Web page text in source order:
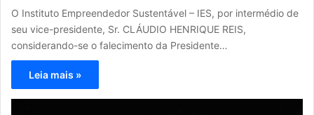
O Instituto Empreendedor Sustentável – IES, por intermédio de
seu vice-presidente, Sr. CLÁUDIO HENRIQUE REIS,
considerando-se o falecimento da Presidente…
Leia mais »